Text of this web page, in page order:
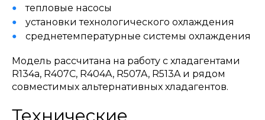
тепловые насосы
установки технологического охлаждения
среднетемпературные системы охлаждения
Модель рассчитана на работу с хладагентами
R134a, R407C, R404A, R507A, R513A и рядом
совместимых альтернативных хладагентов.
Технические